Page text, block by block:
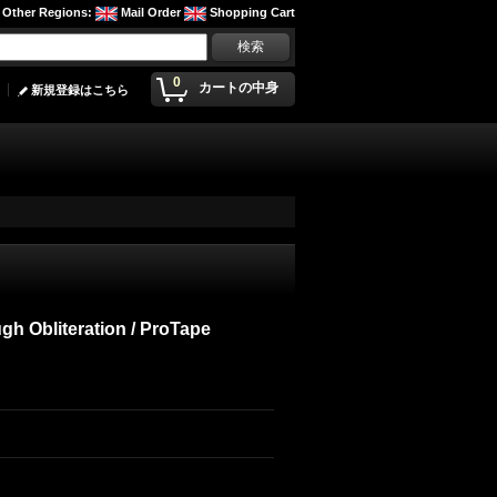
Other Regions: Mail Order Shopping Cart
0 カートの中身
新規登録はこちら
Obliteration / ProTape